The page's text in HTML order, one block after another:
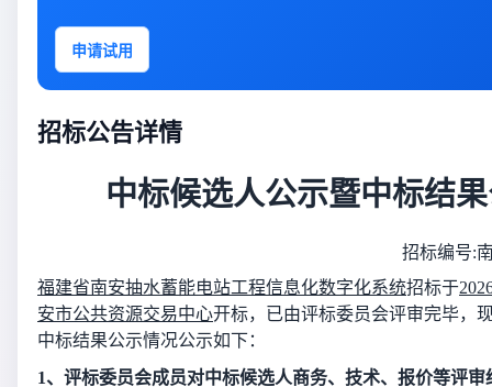
申请试用
招标公告详情
中标候选人公示暨中标结
招标编号:
福建省南安抽水蓄能电站工程信息化数字化系统招标于
安市公共资源交易中心开标，已由评标委员会评审完毕，
中标结果公示情况公示如下：
1、 评标委员会成员对中标候选人商务、技术、报价等评审